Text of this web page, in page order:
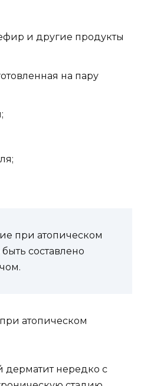
и другие продукты
на пару
при атопическом
составлено
дерматит нередко с